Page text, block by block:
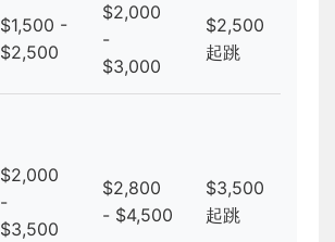
$1,500 -
$2,500
$2,000
-
$3,000
$2,500
起跳
$2,000
-
$3,500
$2,800
- $4,500
$3,500
起跳